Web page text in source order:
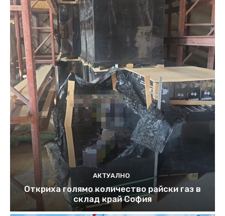
АКТУАЛНО
Откриха голямо количество райски газ в
склад край София